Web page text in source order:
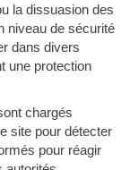
la dissuasion des
niveau de sécurité
dans divers
une protection
chargés
site pour détecter
pour réagir